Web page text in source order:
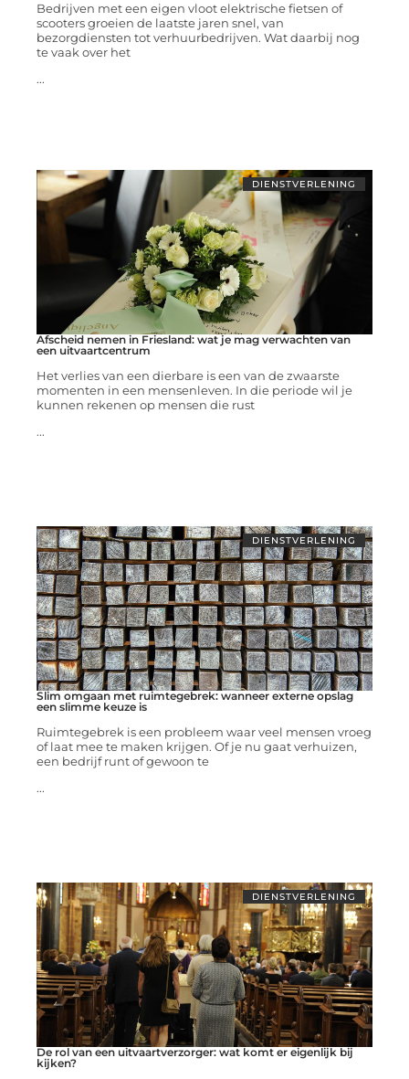
Bedrijven met een eigen vloot elektrische fietsen of
scooters groeien de laatste jaren snel, van
bezorgdiensten tot verhuurbedrijven. Wat daarbij nog
te vaak over het
...
DIENSTVERLENING
Afscheid nemen in Friesland: wat je mag verwachten van
een uitvaartcentrum
Het verlies van een dierbare is een van de zwaarste
momenten in een mensenleven. In die periode wil je
kunnen rekenen op mensen die rust
...
DIENSTVERLENING
Slim omgaan met ruimtegebrek: wanneer externe opslag
een slimme keuze is
Ruimtegebrek is een probleem waar veel mensen vroeg
of laat mee te maken krijgen. Of je nu gaat verhuizen,
een bedrijf runt of gewoon te
...
DIENSTVERLENING
De rol van een uitvaartverzorger: wat komt er eigenlijk bij
kijken?